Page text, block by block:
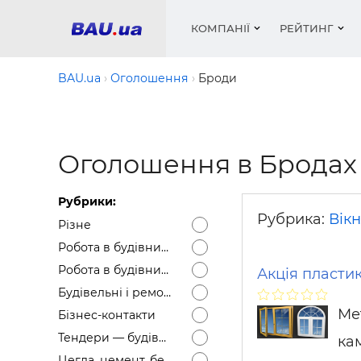
КОМПАНІЇ РЕЙТИНГ
Медіа
Вікна і
Сипучі
цемент
BAU.ua Оголошення Броди
Оголошення в Бродах
Рубрики:
Різне
Робота в будівництві — Вакансії
Робота в будівництві — Резюме
Будівельні і ремонтні послуги
Бізнес-контакти
Тендери — будівельні
Рубрика:
Акція